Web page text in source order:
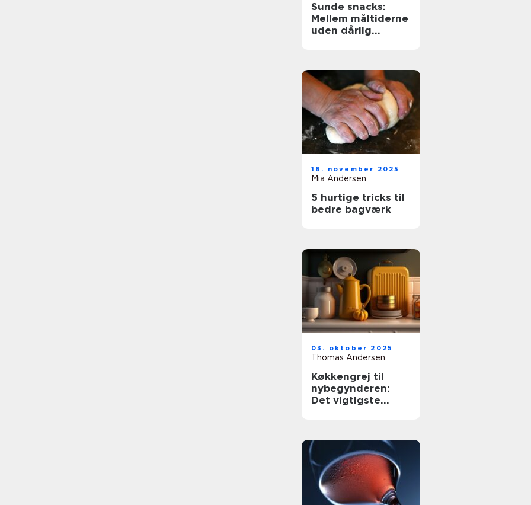
Sunde snacks:
Mellem måltiderne
uden dårlig
16. november 2025
Mia Andersen
5 hurtige tricks til
bedre bagværk
03. oktober 2025
Thomas Andersen
Køkkengrej til
nybegynderen:
Det vigtigste